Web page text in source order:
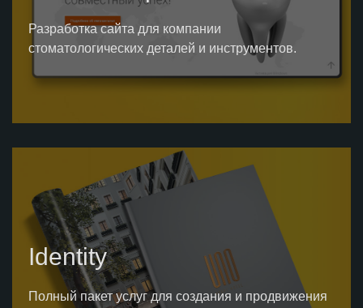
Разработка сайта для компании
стоматологических деталей и инструментов.
Identity
Полный пакет услуг для создания и продвижения